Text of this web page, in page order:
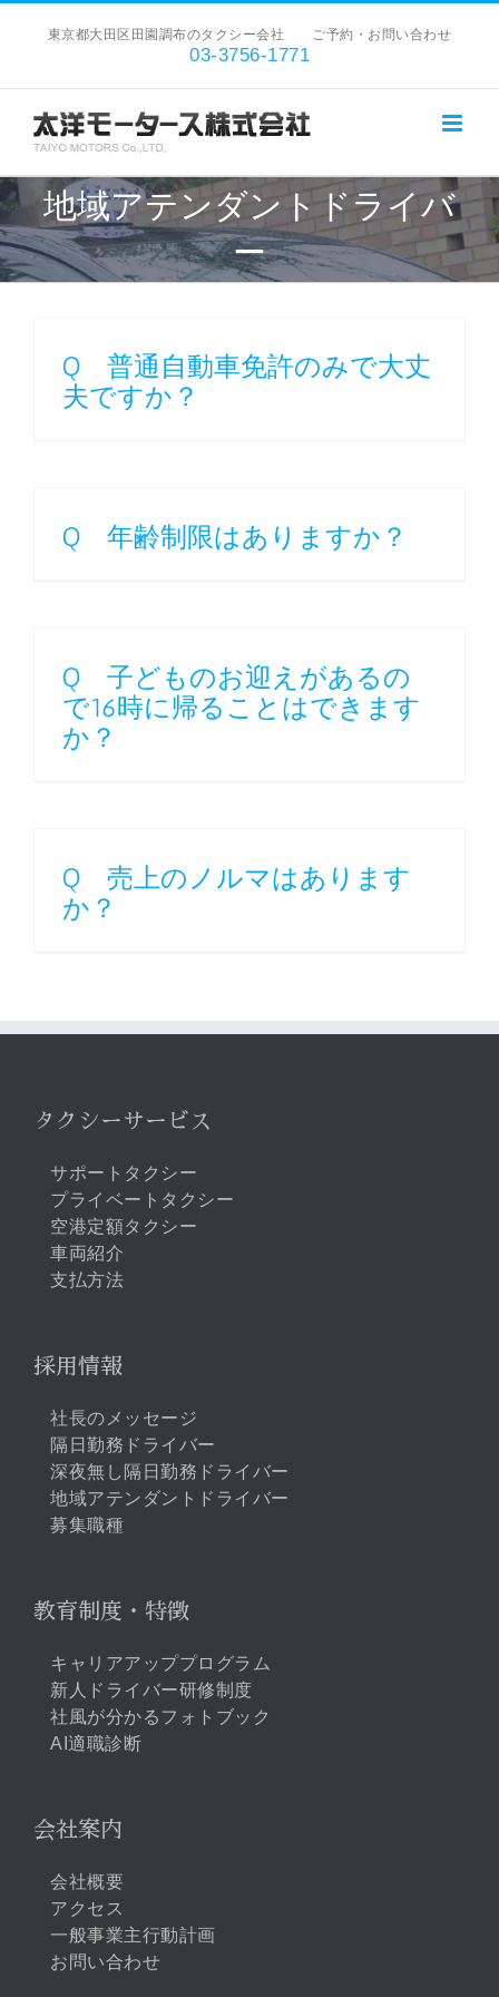
東京都大田区田園調布のタクシー会社 ご予約・お問い合わせ
03-3756-1771
地域アテンダントドライバ
ー
Q 普通自動車免許のみで大丈
夫ですか？
Q 年齢制限はありますか？
Q 子どものお迎えがあるの
で16時に帰ることはできます
か？
Q 売上のノルマはあります
か？
タクシーサービス
サポートタクシー
プライベートタクシー
空港定額タクシー
車両紹介
支払方法
採用情報
社長のメッセージ
隔日勤務ドライバー
深夜無し隔日勤務ドライバー
地域アテンダントドライバー
募集職種
教育制度・特徴
キャリアアッププログラム
新人ドライバー研修制度
社風が分かるフォトブック
AI適職診断
会社案内
会社概要
アクセス
一般事業主行動計画
お問い合わせ